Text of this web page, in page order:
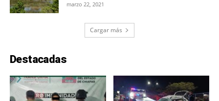
marzo 22, 2021
Cargar más
Destacadas